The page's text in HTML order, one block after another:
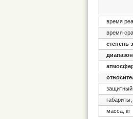
время
время
степень
защитный
масса, кг